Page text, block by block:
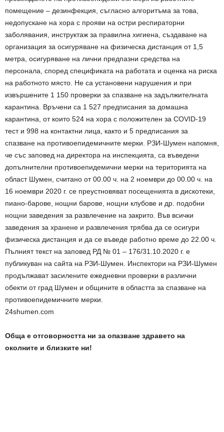
помещение – дезинфекция, съгласно алгоритъма за това,
недопускане на хора с прояви на остри респираторни
заболявания, инструктаж за правилна хигиена, създаване на
организация за осигуряване на физическа дистанция от 1,5
метра, осигуряване на лични предпазни средства на
персонала, според спецификата на работата и оценка на риска
на работното място. Не са установени нарушения и при
извършените 1 150 проверки за спазване на задължителната
карантина. Връчени са 1 527 предписания за домашна
карантина, от които 524 на хора с положителен за COVID-19
тест и 998 на контактни лица, както и 5 предписания за
спазване на противоепидемичните мерки. РЗИ-Шумен напомня,
че със заповед на директора на инспекцията, са въведени
допълнителни противоепидемични мерки на територията на
област Шумен, считано от 00.00 ч. на 2 ноември до 00.00 ч. на
16 ноември 2020 г. се преустновяват посещенията в дискотеки,
пиано-барове, нощни барове, нощни клубове и др. подобни
нощни заведения за развлечение на закрито. Във всички
заведения за хранене и развлечения трябва да се осигури
физическа дистанция и да се въведе работно време до 22.00 ч.
Пълният текст на заповед РД № 01 – 176/31.10.2020 г. е
публикуван на сайта на РЗИ-Шумен. Инспектори на РЗИ-Шумен
продължават засилените ежедневни проверки в различни
обекти от град Шумен и общините в областта за спазване на
противоепидемичните мерки.
24shumen.com
Обща е отговорността ни за опазване здравето на
околните и близките ни!